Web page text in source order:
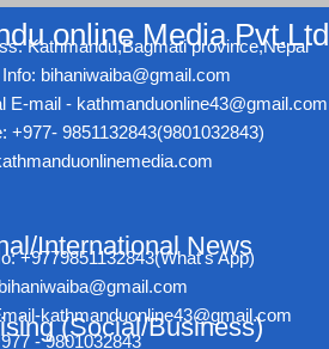
online Media Pvt.Ltd
Kathmandu,Bagmati province,Nepal
bihaniwaiba@gmail.com
E-mail - kathmanduonline43@gmail.com
+977- 9851132843(9801032843)
International News
+9779851132843(What's App)
kathmanduonline43@gmail.com
(Social/Business)
- 9801032843